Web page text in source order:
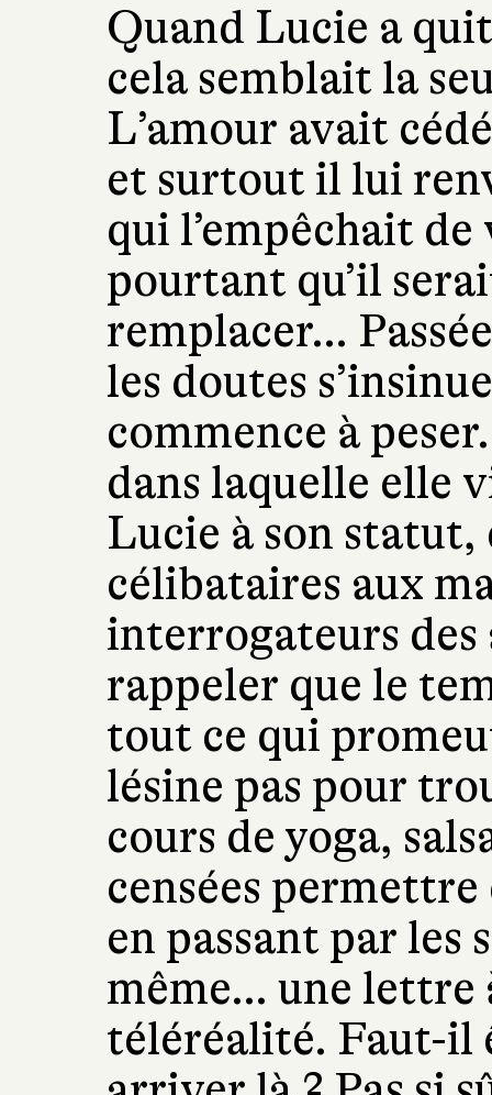
Quand Lucie a
cela semblait la
L’amour avait
et surtout il lui
qui l’empêchait
pourtant qu’il
remplacer…
les doutes
commence à
dans laquelle elle
Lucie à son statut,
célibataires aux
interrogateurs des
rappeler que le
tout ce qui
lésine pas pour
cours de yoga,
censées
en passant par les
même… une lettre
téléréalité. Faut-il